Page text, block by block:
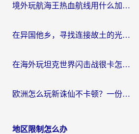
境外玩航海王热血航线用什么加速器？2026海外玩家实测最优方案（附欧洲问道堡垒前线加速技巧）
在异国他乡，寻找连接故土的光明大陆免费加速器
在海外玩坦克世界闪击战很卡怎么办？老玩家亲测有效的加速器选择指南
欧洲怎么玩新诛仙不卡顿？一份给海外游子的国服游戏畅玩指南
地区限制怎么办